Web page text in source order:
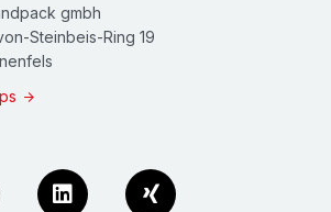
gmbh
Steinbeis-Ring 19